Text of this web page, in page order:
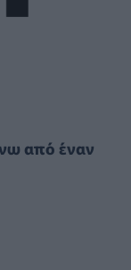
από έναν